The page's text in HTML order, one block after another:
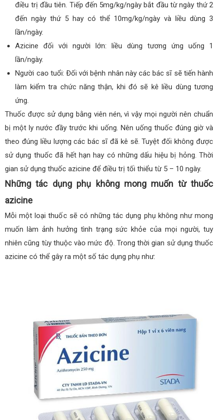
điều trị đầu tiên. Tiếp đến 5mg/kg/ngày bắt đầu từ ngày thứ 2
đến ngày thứ 5 hay có thể 10mg/kg/ngày và liều dùng 3
lần/ngày.
Azicine đối với người lớn: liều dùng tương ứng uống 1
lần/ngày.
Người cao tuổi: Đối với bệnh nhân này các bác sĩ sẽ tiến hành
làm kiểm tra chức năng thận, khi đó sẽ kê liều dùng tương
ứng.
Thuốc được sử dụng bằng viên nén, vì vậy mọi người nên chuẩn
bị một ly nước đầy trước khi uống. Nên uống thuốc đúng giờ và
theo đúng liều lượng các bác sĩ đã kê sẽ. Tuyệt đối không được
sử dụng thuốc đã hết hạn hay có những dấu hiệu bị hỏng. Thời
gian sử dụng thuốc azicine để điều trị tối thiểu từ 5 – 10 ngày.
Những tác dụng phụ không mong muốn từ thuốc
azicine
Mỗi một loại thuốc sẽ có những tác dụng phụ không như mong
muốn làm ảnh hưởng tình trạng sức khỏe của mọi người, tuy
nhiên cũng tùy thuộc vào mức độ. Trong thời gian sử dụng thuốc
azicine có thể gây ra một số tác dụng phụ như: